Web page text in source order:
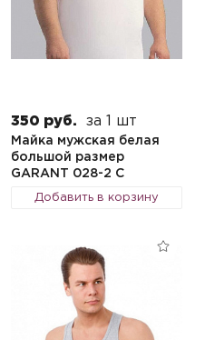
350 руб. за 1 шт
Майка мужская белая
большой размер
GARANT 028-2 C
Добавить в корзину